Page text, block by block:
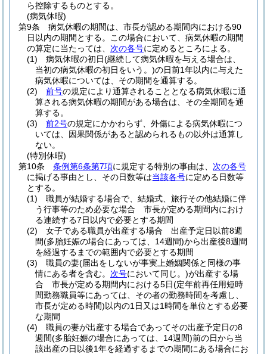
ら控除するものとする。
(病気休暇)
第9条
病気休暇の期間は、市長が認める期間内における90
日以内の期間とする。
この場合において、病気休暇の期間
の算定に当たっては、 次の各号に定めるところによる。
(1)
病気休暇の初日(継続して病気休暇を与える場合は、
当初の病気休暇の初日をいう。)の日前1年以内に与えた
病気休暇については、その期間を通算する。
(2)
前号の規定により通算されることとなる病気休暇に通
算される病気休暇の期間がある場合は、その全期間を通
算する。
(3)
前2号の規定にかかわらず、外傷による病気休暇につ
いては、因果関係があると認められるもの以外は通算し
ない。
(特別休暇)
第10条
条例第6条第7項に規定する特別の事由は、 次の各号
に掲げる事由とし、その日数等は当該各号に定める日数等
とする。
(1)
職員が結婚する場合で、結婚式、旅行その他結婚に伴
う行事等のため必要な場合 市長が定める期間内におけ
る連続する7日以内で必要とする期間
(2)
女子である職員が出産する場合 出産予定日以前8週
間(多胎妊娠の場合にあっては、14週間)から出産後8週間
を経過するまでの範囲内で必要とする期間
(3)
職員の妻(届出をしないが事実上婚姻関係と同様の事
情にある者を含む。 次号において同じ。)が出産する場
合 市長が定める期間内における5日(定年前再任用短時
間勤務職員等にあっては、その者の勤務時間を考慮し、
市長が定める時間)以内の1日又は1時間を単位とする必要
な期間
(4)
職員の妻が出産する場合であってその出産予定日の8
週間(多胎妊娠の場合にあっては、14週間)前の日から当
該出産の日以後1年を経過するまでの期間にある場合にお